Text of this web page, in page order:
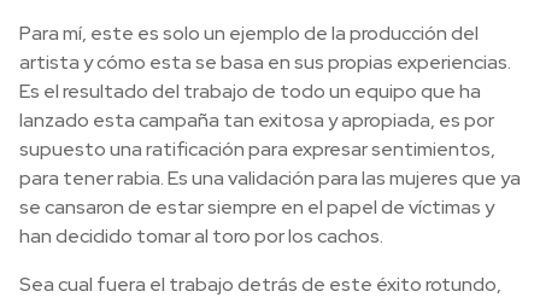
Para mí, este es solo un ejemplo de la producción del
artista y cómo esta se basa en sus propias experiencias.
Es el resultado del trabajo de todo un equipo que ha
lanzado esta campaña tan exitosa y apropiada, es por
supuesto una ratificación para expresar sentimientos,
para tener rabia. Es una validación para las mujeres que ya
se cansaron de estar siempre en el papel de víctimas y
han decidido tomar al toro por los cachos.
Sea cual fuera el trabajo detrás de este éxito rotundo,